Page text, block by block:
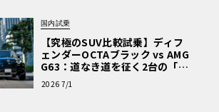
国内試乗
【究極のSUV比較試乗】ディフ
ェンダーOCTAブラック vs AMG
G63：道なき道を征く2台の「対
極的アプローチ」
2026 7/1